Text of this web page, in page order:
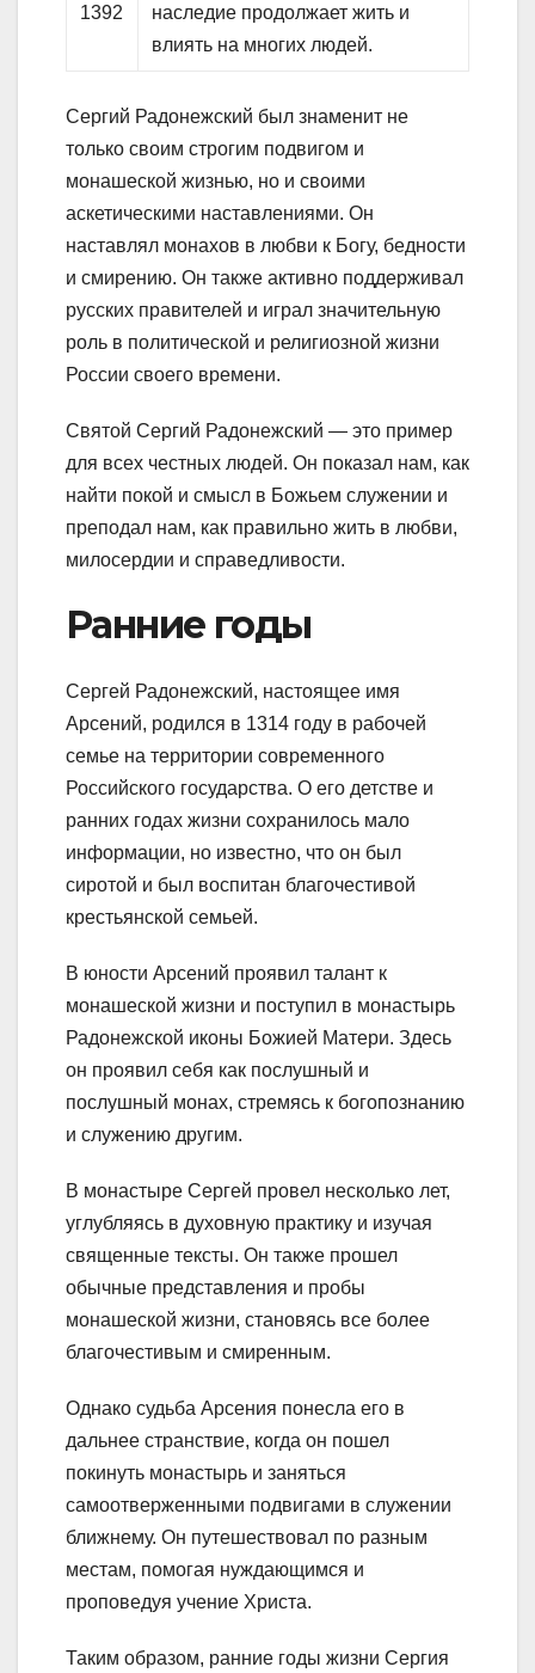
1392
наследие продолжает жить и
влиять на многих людей.
Сергий Радонежский был знаменит не
только своим строгим подвигом и
монашеской жизнью, но и своими
аскетическими наставлениями. Он
наставлял монахов в любви к Богу, бедности
и смирению. Он также активно поддерживал
русских правителей и играл значительную
роль в политической и религиозной жизни
России своего времени.
Святой Сергий Радонежский — это пример
для всех честных людей. Он показал нам, как
найти покой и смысл в Божьем служении и
преподал нам, как правильно жить в любви,
милосердии и справедливости.
Ранние годы
Сергей Радонежский, настоящее имя
Арсений, родился в 1314 году в рабочей
семье на территории современного
Российского государства. О его детстве и
ранних годах жизни сохранилось мало
информации, но известно, что он был
сиротой и был воспитан благочестивой
крестьянской семьей.
В юности Арсений проявил талант к
монашеской жизни и поступил в монастырь
Радонежской иконы Божией Матери. Здесь
он проявил себя как послушный и
послушный монах, стремясь к богопознанию
и служению другим.
В монастыре Сергей провел несколько лет,
углубляясь в духовную практику и изучая
священные тексты. Он также прошел
обычные представления и пробы
монашеской жизни, становясь все более
благочестивым и смиренным.
Однако судьба Арсения понесла его в
дальнее странствие, когда он пошел
покинуть монастырь и заняться
самоотверженными подвигами в служении
ближнему. Он путешествовал по разным
местам, помогая нуждающимся и
проповедуя учение Христа.
Таким образом, ранние годы жизни Сергия